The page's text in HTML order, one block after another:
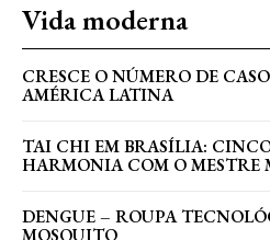
Vida moderna
CRESCE O NÚMERO DE
AMÉRICA LATINA
TAI CHI EM BRASÍLIA:
HARMONIA COM O MESTRE
DENGUE – ROUPA
MOSQUITO